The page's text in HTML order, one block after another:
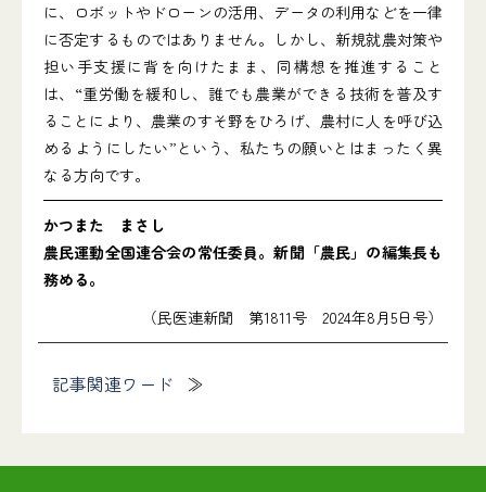
に、ロボットやドローンの活用、データの利用などを一律
に否定するものではありません。しかし、新規就農対策や
担い手支援に背を向けたまま、同構想を推進すること
は、“重労働を緩和し、誰でも農業ができる技術を普及す
ることにより、農業のすそ野をひろげ、農村に人を呼び込
めるようにしたい”という、私たちの願いとはまったく異
なる方向です。
かつまた まさし
農民運動全国連合会の常任委員。新聞「農民」の編集長も
務める。
（民医連新聞 第1811号 2024年8月5日号）
記事関連ワード